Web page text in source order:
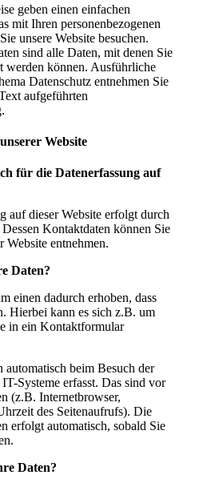
geben einen einfachen
mit Ihren personenbezogenen
unsere Website besuchen.
sind alle Daten, mit denen Sie
werden können. Ausführliche
Datenschutz entnehmen Sie
aufgeführten
Website
für die Datenerfassung auf
auf dieser Website erfolgt durch
Kontaktdaten können Sie
Website entnehmen.
Daten?
einen dadurch erhoben, dass
Hierbei kann es sich z.B. um
in ein Kontaktformular
automatisch beim Besuch der
Systeme erfasst. Das sind vor
(z.B. Internetbrowser,
des Seitenaufrufs). Die
erfolgt automatisch, sobald Sie
Daten?